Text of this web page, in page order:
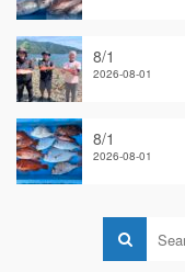
8/1
2026-08-01
8/1
2026-08-01